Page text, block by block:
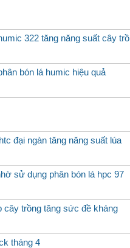
322 tăng năng suất cây
bón lá humic hiệu quả
đại ngàn tăng năng suất lúa
sử dụng phân bón lá hpc 97
cây trồng tăng sức đề kháng
tháng 4